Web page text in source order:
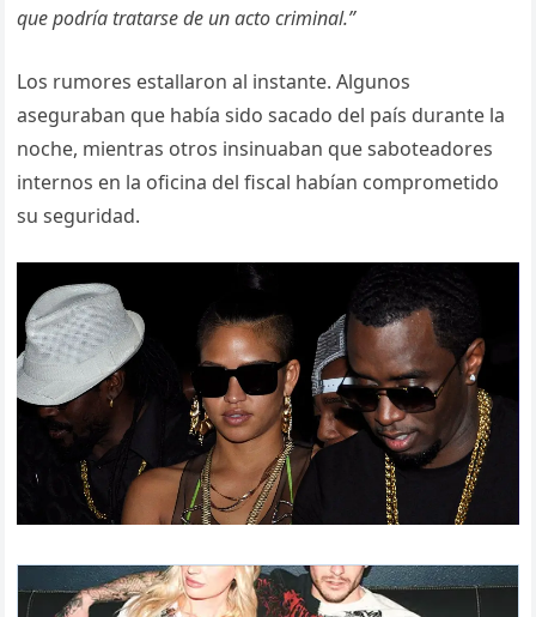
que podría tratarse de un acto criminal.”
Los rumores estallaron al instante. Algunos
aseguraban que había sido sacado del país durante la
noche, mientras otros insinuaban que saboteadores
internos en la oficina del fiscal habían comprometido
su seguridad.